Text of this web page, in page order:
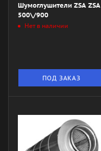
Шумоглушители ZSA ZSA
500\/900
Нет в наличии
ПОД ЗАКАЗ